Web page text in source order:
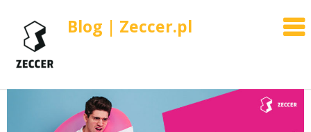
Blog | Zeccer.pl